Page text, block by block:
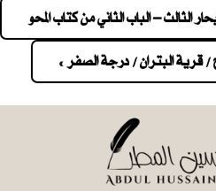
الثالث – الباب الثاني من كتاب المحو
/ قرية البتران / درجة الصفر »